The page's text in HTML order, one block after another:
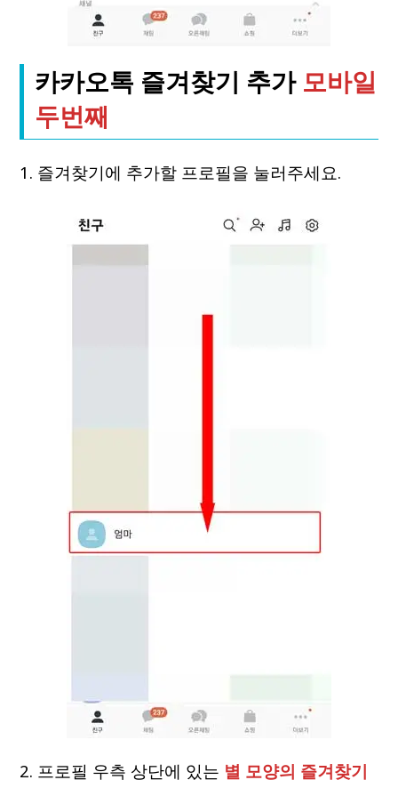
카카오톡 즐겨찾기 추가 모바일
두번째
1. 즐겨찾기에 추가할 프로필을 눌러주세요.
2. 프로필 우측 상단에 있는 별 모양의 즐겨찾기